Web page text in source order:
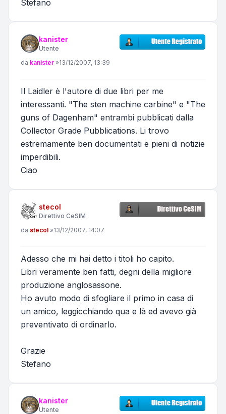
Stefano
kanister
Utente
Messaggio
da kanister »13/12/2007, 13:39
Il Laidler è l'autore di due libri per me
interessanti. "The sten machine carbine" e "The
guns of Dagenham" entrambi pubblicati dalla
Collector Grade Pubblications. Li trovo
estremamente ben documentati e pieni di notizie
imperdibili.
Ciao
stecol
Direttivo CeSIM
Messaggio
da stecol »13/12/2007, 14:07
Adesso che mi hai detto i titoli ho capito.
Libri veramente ben fatti, degni della migliore
produzione anglosassone.
Ho avuto modo di sfogliare il primo in casa di
un amico, leggicchiando qua e là ed avevo già
preventivato di ordinarlo.
Grazie
Stefano
kanister
Utente